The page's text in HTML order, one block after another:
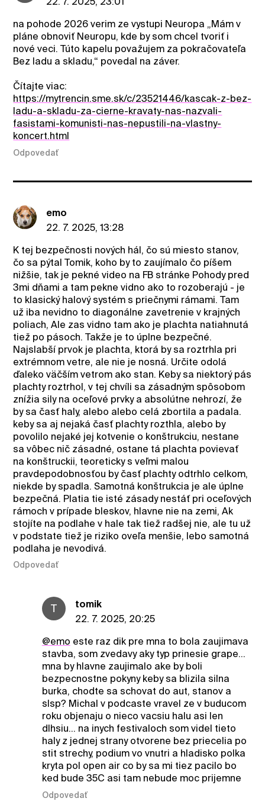
na pohode 2026 verim ze vystupi Neuropa „Mám v
pláne obnoviť Neuropu, kde by som chcel tvoriť i
nové veci. Túto kapelu považujem za pokračovateľa
Bez ladu a skladu,“ povedal na záver.
Čítajte viac:
https://mytrencin.sme.sk/c/23521446/kascak-z-bez-
ladu-a-skladu-za-cierne-kravaty-nas-nazvali-
fasistami-komunisti-nas-nepustili-na-vlastny-
koncert.html
Odpovedať
emo
22. 7. 2025, 13:28
K tej bezpečnosti nových hál, čo sú miesto stanov,
čo sa pýtal Tomik, koho by to zaujímalo čo píšem
nižšie, tak je pekné video na FB stránke Pohody pred
3mi dňami a tam pekne vidno ako to rozoberajú - je
to klasický halový systém s priečnymi rámami. Tam
už iba nevidno to diagonálne zavetrenie v krajných
poliach, Ale zas vidno tam ako je plachta natiahnutá
tiež po pásoch. Takže je to úplne bezpečné.
Najslabší prvok je plachta, ktorá by sa roztrhla pri
extrémnom vetre, ale nie je nosná. Určite odolá
ďaleko väčším vetrom ako stan. Keby sa niektorý pás
plachty roztrhol, v tej chvíli sa zásadným spôsobom
znížia sily na oceľové prvky a absolútne nehrozí, že
by sa časť haly, alebo alebo celá zbortila a padala.
keby sa aj nejaká časť plachty rozthla, alebo by
povolilo nejaké jej kotvenie o konštrukciu, nestane
sa vôbec nič zásadné, ostane tá plachta povievať
na konštruckii, teoreticky s veľmi malou
pravdepodobnosťou by časť plachty odtrhlo celkom,
niekde by spadla. Samotná konštrukcia je ale úplne
bezpečná. Platia tie isté zásady nestáť pri oceľových
rámoch v prípade bleskov, hlavne nie na zemi, Ak
stojíte na podlahe v hale tak tiež radšej nie, ale tu už
v podstate tiež je riziko oveľa menšie, lebo samotná
podlaha je nevodivá.
Odpovedať
T
tomik
22. 7. 2025, 20:25
@emo este raz dik pre mna to bola zaujimava
stavba, som zvedavy aky typ prinesie grape...
mna by hlavne zaujimalo ake by boli
bezpecnostne pokyny keby sa blizila silna
burka, chodte sa schovat do aut, stanov a
slsp? Michal v podcaste vravel ze v buducom
roku objenaju o nieco vacsiu halu asi len
dlhsiu... na inych festivaloch som videl tieto
haly z jednej strany otvorene bez priecelia po
stit strechy, podium vo vnutri a hladisko polka
kryta pol open air co by sa mi tiez pacilo bo
ked bude 35C asi tam nebude moc prijemne
Odpovedať